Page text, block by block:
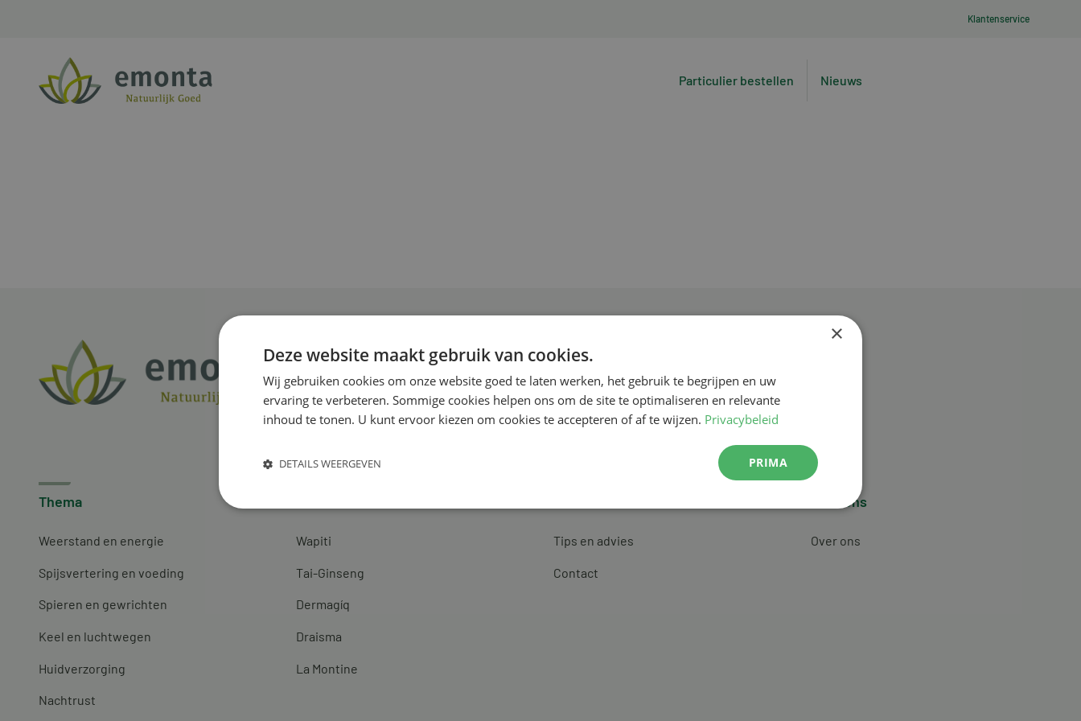
Klantenservice
Particulier bestellen Nieuws
Thema
Weerstand en energie
Spijsvertering en voeding
Spieren en gewrichten
Keel en luchtwegen
Huidverzorging
Nachtrust
Wapiti
Tai-Ginseng
Dermagíq
Draisma
La Montine
Tips en advies
Contact
Over ons
Over ons
×
Deze website maakt gebruik van cookies.
Wij gebruiken cookies om onze website goed te laten werken, het gebruik te begrijpen en uw
ervaring te verbeteren. Sommige cookies helpen ons om de site te optimaliseren en relevante
inhoud te tonen. U kunt ervoor kiezen om cookies te accepteren of af te wijzen. Privacybeleid
PRIMA
DETAILS WEERGEVEN